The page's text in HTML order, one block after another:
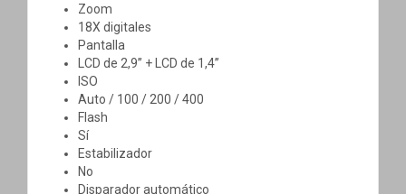
Zoom
18X digitales
Pantalla
LCD de 2,9’’ + LCD de 1,4’’
ISO
Auto / 100 / 200 / 400
Flash
Sí
Estabilizador
No
Disparador automático